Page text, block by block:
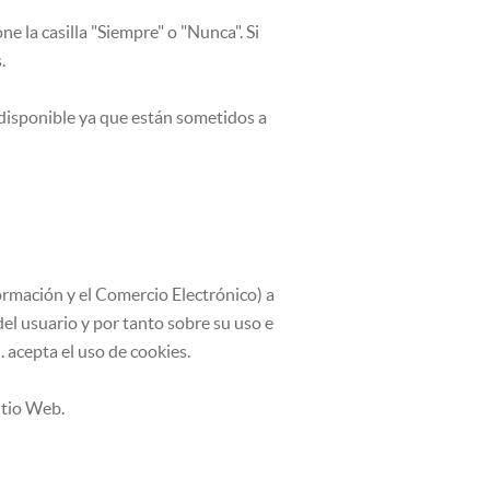
la casilla "Siempre" o "Nunca". Si
ya que están sometidos a
y el Comercio Electrónico) a
usuario y por tanto sobre su uso e
el uso de cookies.
Web.